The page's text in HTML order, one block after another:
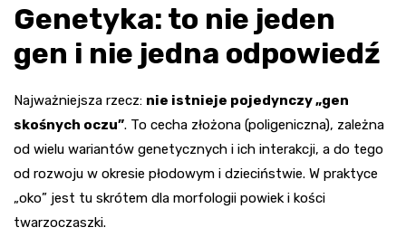
Genetyka: to nie jeden
gen i nie jedna odpowiedź
Najważniejsza rzecz: nie istnieje pojedynczy „gen
skośnych oczu”. To cecha złożona (poligeniczna), zależna
od wielu wariantów genetycznych i ich interakcji, a do tego
od rozwoju w okresie płodowym i dzieciństwie. W praktyce
„oko” jest tu skrótem dla morfologii powiek i kości
twarzoczaszki.